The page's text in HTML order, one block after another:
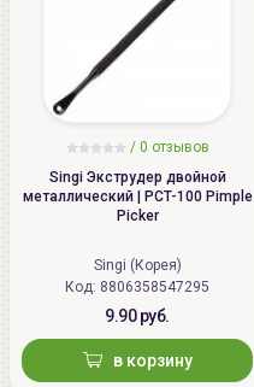
/ 0 отзывов
Singi Экструдер двойной
металлический | PCT-100 Pimple
Picker
Singi (Корея)
Код: 8806358547295
9.90 руб.
в корзину